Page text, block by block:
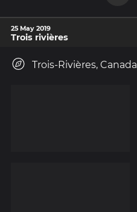
25 May 2019
Trois rivières
Trois-Rivières, Canada